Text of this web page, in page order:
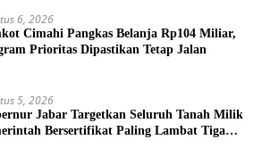
6, 2026
Cimahi Pangkas Belanja Rp104 Miliar,
Prioritas Dipastikan Tetap Jalan
5, 2026
Jabar Targetkan Seluruh Tanah Milik
Bersertifikat Paling Lambat Tiga